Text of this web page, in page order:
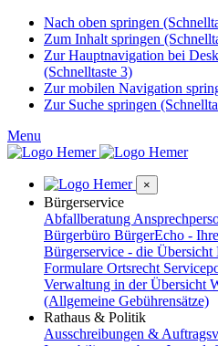
Nach oben springen
Zum Inhalt springen
Zur Hauptnavigation bei
(Schnelltaste 3)
Zur mobilen Navigation
Zur Suche springen
Menu
×
Bürgerservice
Abfallberatung
Bürgerbüro BürgerEcho -
Bürgerservice - die Übersicht
Formulare Ortsrecht
Verwaltung in der Übersicht
(Allgemeine Gebührensätze)
Rathaus & Politik
Ausschreibungen &